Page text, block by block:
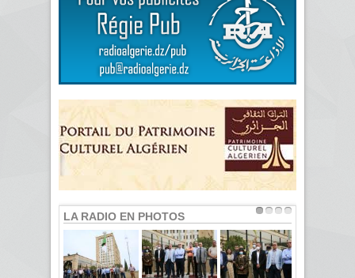
LA RADIO EN PHOTOS